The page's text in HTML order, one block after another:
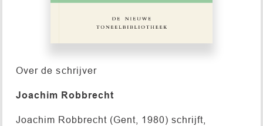
Over de schrijver
Joachim Robbrecht
Joachim Robbrecht (Gent, 1980) schrijft,